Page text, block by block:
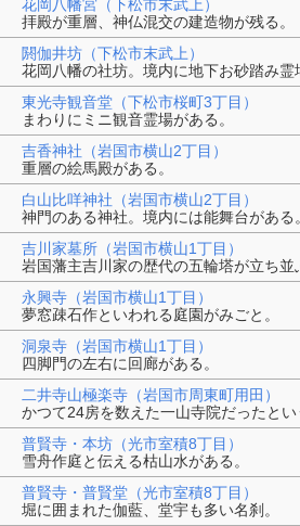
花岡八幡宮（下松市末武上）
拝殿が重層、神仏混交の建造物が残る。
閼伽井坊（下松市末武上）
花岡八幡の社坊。境内に地下お砂踏み霊
東光寺観音堂（下松市桜町3丁目）
まわりにミニ観音霊場がある。
吉香神社（岩国市横山2丁目）
重層の絵馬殿がある。
白山比咩神社（岩国市横山2丁目）
神門のある神社。境内には能舞台がある。
吉川家墓所（岩国市横山1丁目）
岩国藩主吉川家の歴代の五輪塔が立ち並
永興寺（岩国市横山1丁目）
夢窓疎石作といわれる庭園がみごと。
洞泉寺（岩国市横山1丁目）
四脚門の左右に回廊がある。
二井寺山極楽寺（岩国市周東町用田）
かつて24房を数えた一山寺院だったとい
普賢寺・本坊（光市室積8丁目）
雪舟作庭と伝える枯山水がある。
普賢寺・普賢堂（光市室積8丁目）
堀に囲まれた伽藍、堂宇も多い名刹。